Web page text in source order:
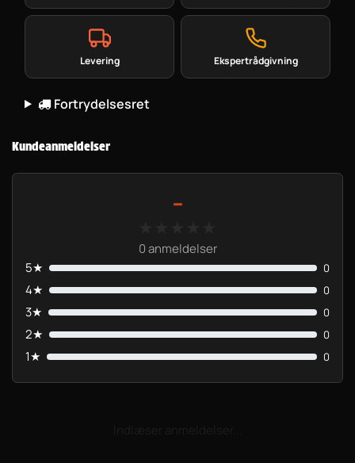
Levering Ekspertrådgivning
Fortrydelsesret
Kundeanmeldelser
-
0 anmeldelser
5★
0
4★ 0
3★ 0
2★ 0
1★ 0